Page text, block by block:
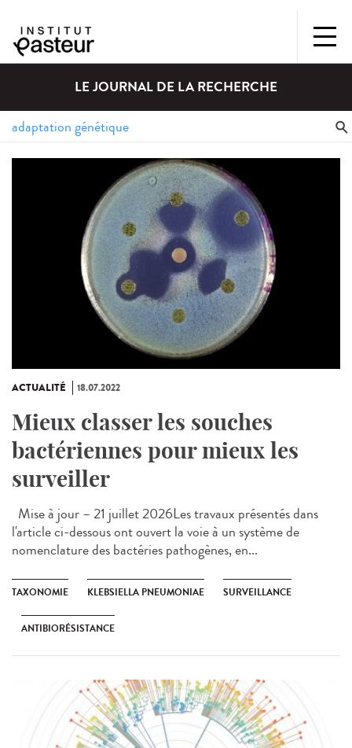
LE JOURNAL DE LA RECHERCHE
ACTUALITÉ 18.07.2022
Mieux classer les souches
bactériennes pour mieux les
surveiller
Mise à jour – 21 juillet 2026Les travaux présentés dans
l'article ci-dessous ont ouvert la voie à un système de
nomenclature des bactéries pathogènes, en...
TAXONOMIE KLEBSIELLA PNEUMONIAE SURVEILLANCE
ANTIBIORÉSISTANCE